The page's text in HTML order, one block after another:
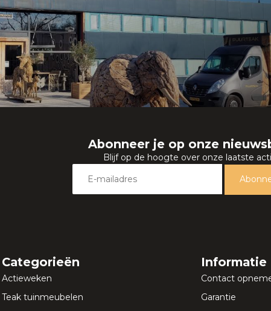
Abonneer je op onze
Blijf op de hoogte over onze laatste
Categorieën
Actieweken
Teak tuinmeubelen
Informatie
Contact
Garantie